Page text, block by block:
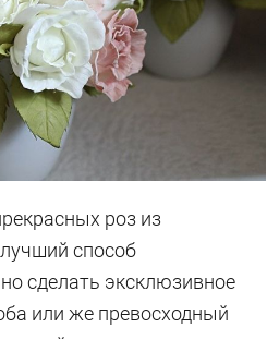
роз из
способ
сделать эксклюзивное
или же превосходный